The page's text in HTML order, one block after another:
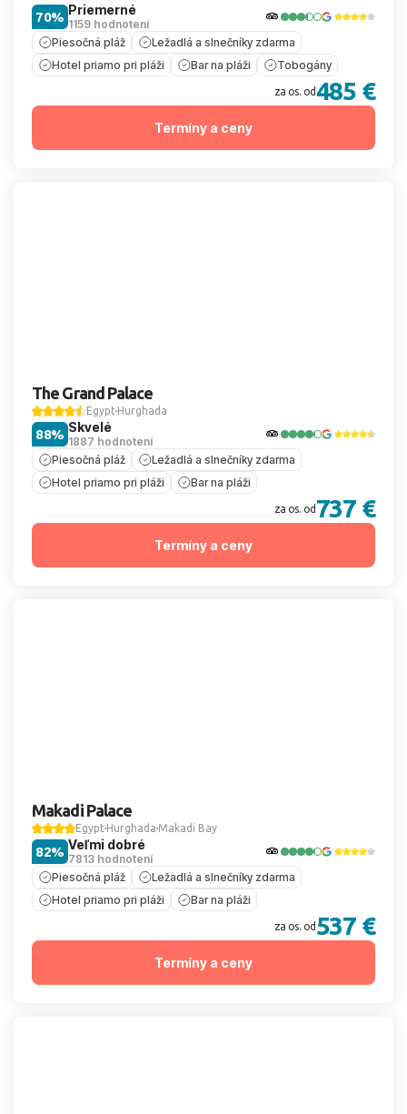
Priemerné
1159 hodnotení
70%
Piesočná pláž
Ležadlá a slnečníky zdarma
Hotel priamo pri pláži
Bar na pláži Tobogány
za os. od 485 €
Termíny a ceny
The Grand Palace
Egypt Hurghada
Skvelé
1887 hodnotení
88%
Piesočná pláž
Ležadlá a slnečníky zdarma
Hotel priamo pri pláži
Bar na pláži
za os. od 737 €
Termíny a ceny
Makadi Palace
Egypt Hurghada Makadi Bay
Veľmi dobré
7813 hodnotení
82%
Piesočná pláž
Ležadlá a slnečníky zdarma
Hotel priamo pri pláži
Bar na pláži
za os. od 537 €
Termíny a ceny